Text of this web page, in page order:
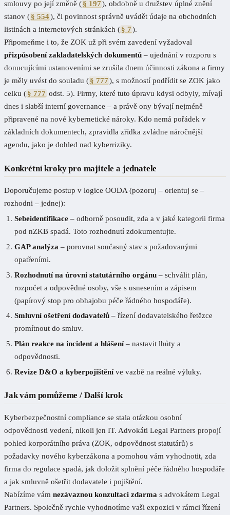
smlouvy po její změně (§ 197), obdobně u družstev úplné znění
stanov (§ 554), či povinnost správně uvádět údaje na obchodních
listinách a internetových stránkách (§ 7).
Připomeňme i to, že ZOK už při svém zavedení vyžadoval
přizpůsobení zakladatelských dokumentů – ujednání v rozporu s
donucujícími ustanoveními se zrušila dnem účinnosti zákona a firmy
je měly uvést do souladu (§ 777), s možností podřídit se ZOK jako
celku (§ 777 odst. 5). Firmy, které tuto úpravu kdysi odbyly, mívají
dnes i slabší interní governance – a právě ony bývají nejméně
připravené na nové kybernetické nároky. Kdo nemá pořádek v
základních dokumentech, zpravidla zřídka zvládne náročnější
agendu, jako je dohled nad kyberriziky.
Konkrétní kroky pro majitele a jednatele
Doporučujeme postup v logice OODA (pozoruj – orientuj se –
rozhodni – jednej):
Sebeidentifikace – odborně posoudit, zda a v jaké kategorii firma
pod nZKB spadá. Toto rozhodnutí zdokumentujte.
GAP analýza – porovnat současný stav s požadovanými
opatřeními.
Rozhodnutí na úrovni statutárního orgánu – schválit plán,
rozpočet a odpovědné osoby, vše s usnesením a zápisem
(papírový stop pro obhajobu péče řádného hospodáře).
Smluvní ošetření dodavatelů – řízení dodavatelského řetězce
promítnout do smluv.
Plán reakce na incident a hlášení– nastavit lhůty a
odpovědnosti.
Revize D&O a kyberpojištěníve vazbě na reálné výluky.
Jak vám pomůžeme / Další krok
Kyberbezpečnostní compliance se stala otázkou osobní
odpovědnosti vedení, nikoli jen IT. Advokáti Legal Partners propojí
pohled korporátního práva (ZOK, odpovědnost statutárů) s
požadavky nového kyberzákona a pomohou vám vyhodnotit, zda
firma do regulace spadá, jak doložit splnění péče řádného hospodáře
a jak smluvně ošetřit dodavatele i pojištění.
Nabízíme vám nezávaznou konzultaci zdarma s advokátem Legal
Partners. Společně rychle vyhodnotíme vaši expozici v rámci řízení